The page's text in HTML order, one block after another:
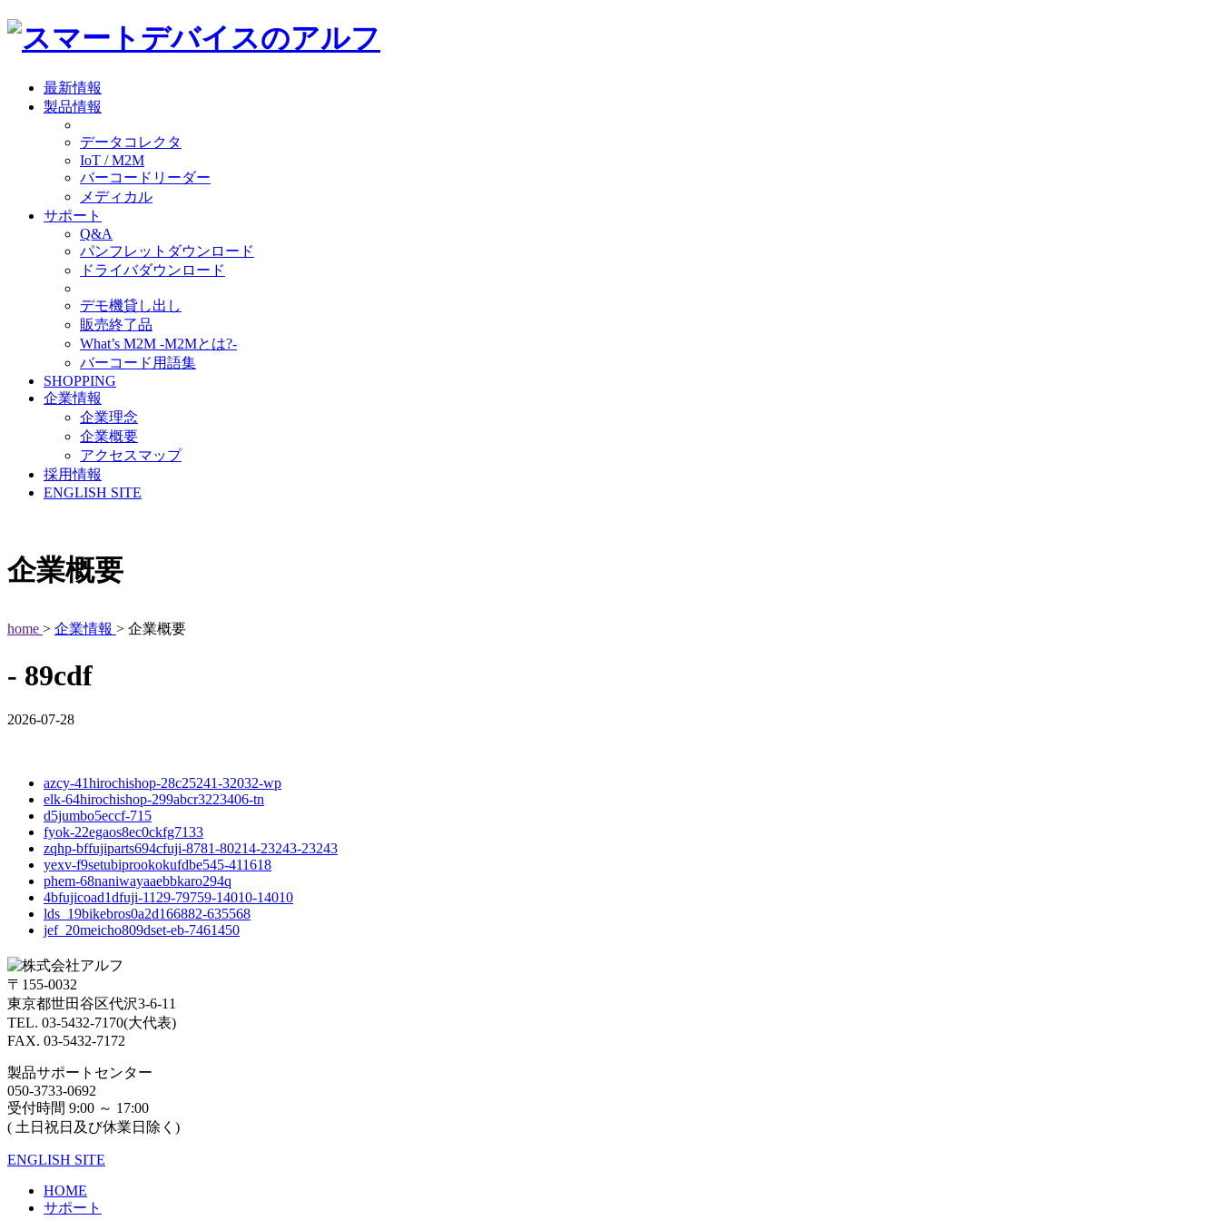
最新情報
製品情報
データコレクタ
IoT / M2M
バーコードリーダー
メディカル
サポート
Q&A
パンフレットダウンロード
ドライバダウンロード
デモ機貸し出し
販売終了品
What’s M2M -M2Mとは?-
バーコード用語集
SHOPPING
企業情報
企業理念
企業概要
アクセスマップ
採用情報
ENGLISH SITE
企業概要
home > 企業情報 > 企業概要
- 89cdf
2026-07-28
azcy-41hirochishop-28c25241-32032-wp
elk-64hirochishop-299abcr3223406-tn
d5jumbo5eccf-715
fyok-22egaos8ec0ckfg7133
zqhp-bffujiparts694cfuji-8781-80214-23243-23243
yexv-f9setubiprookokufdbe545-411618
phem-68naniwayaaebbkaro294q
4bfujicoad1dfuji-1129-79759-14010-14010
lds_19bikebros0a2d166882-635568
jef_20meicho809dset-eb-7461450
〒155-0032
東京都世田谷区代沢3-6-11
TEL. 03-5432-7170(大代表)
FAX. 03-5432-7172
製品サポートセンター
050-3733-0692
受付時間 9:00 ～ 17:00
( 土日祝日及び休業日除く)
ENGLISH SITE
HOME
サポート